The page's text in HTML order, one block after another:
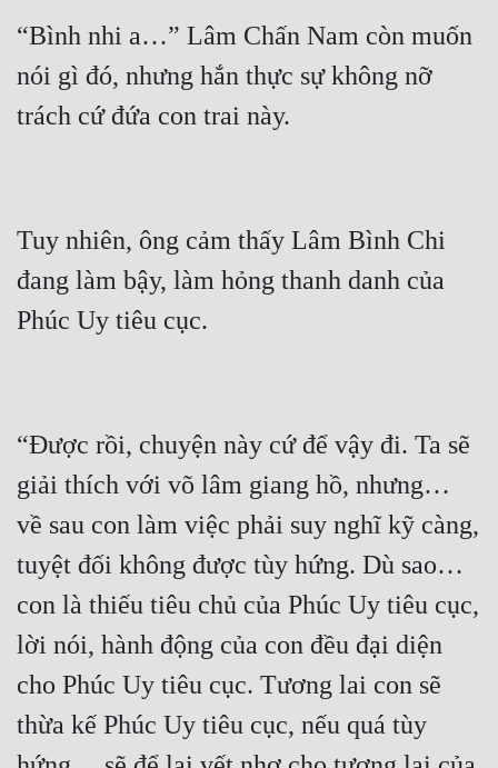
“Bình nhi a…” Lâm Chấn Nam còn muốn
nói gì đó, nhưng hắn thực sự không nỡ
Tuy nhiên, ông cảm thấy Lâm Bình Chi
đang làm bậy, làm hỏng thanh danh của
“Được rồi, chuyện này cứ để vậy đi. Ta sẽ
giải thích với võ lâm giang hồ, nhưng…
về sau con làm việc phải suy nghĩ kỹ càng,
tuyệt đối không được tùy hứng. Dù sao…
con là thiếu tiêu chủ của Phúc Uy tiêu cục,
lời nói, hành động của con đều đại diện
cho Phúc Uy tiêu cục. Tương lai con sẽ
thừa kế Phúc Uy tiêu cục, nếu quá tùy